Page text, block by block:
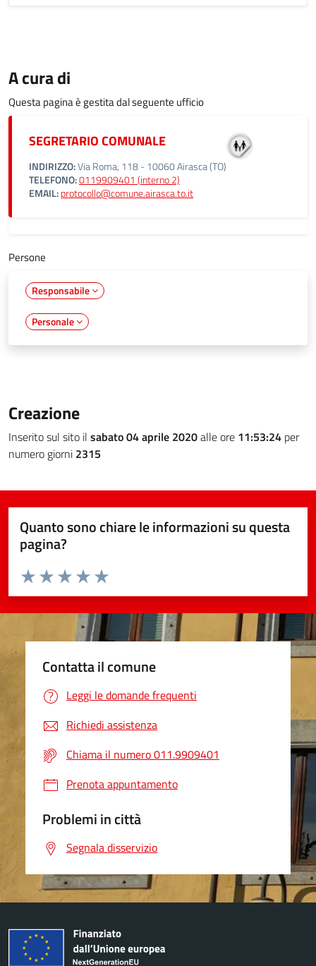
A cura di
Questa pagina è gestita dal seguente ufficio
SEGRETARIO COMUNALE
INDIRIZZO:Via Roma, 118 - 10060 Airasca (TO)
TELEFONO:0119909401 (interno 2)
EMAIL:protocollo@comune.airasca.to.it
Persone
Responsabile
Personale
Creazione
Inserito sul sito il sabato 04 aprile 2020alle ore 11:53:24 per
numero giorni 2315
Quanto sono chiare le informazioni su questa
pagina?
Valuta da 1 a 5 stelle la pagina
Valuta 5 stelle su 5
Valuta 4 stelle su 5
Valuta 3 stelle su 5
Valuta 2 stelle su 5
Valuta 1 stelle su 5
Contatta il comune
Leggi le domande frequenti
Richiedi assistenza
Chiama il numero 011.9909401
Prenota appuntamento
Problemi in città
Segnala disservizio